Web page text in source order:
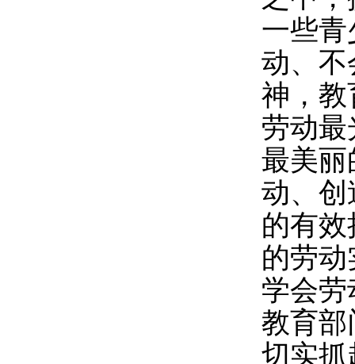
一些
动、不
神，教
劳动
最美丽
动、创
的有
的劳
学会
教育部
切实抓